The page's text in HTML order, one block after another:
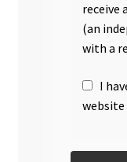
receive
(an
with a
I
website